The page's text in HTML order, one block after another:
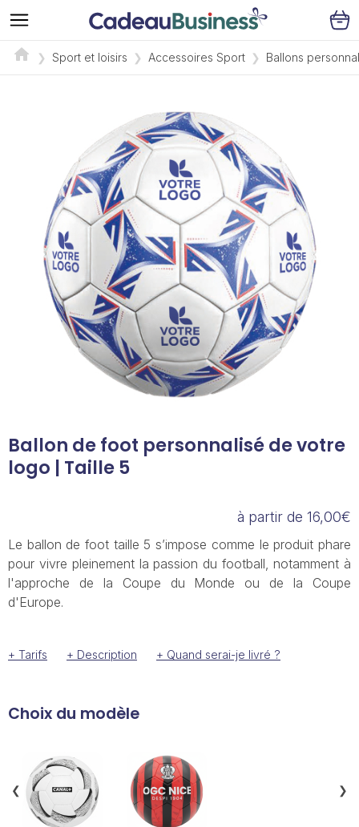
Sport et loisirs Accessoires Sport Ballons
Ballon de foot personnalisé de votre
logo | Taille 5
à partir de 16,00€
Le ballon de foot taille 5 s’impose comme le produit phare
pour vivre pleinement la passion du football, notamment à
l'approche de la Coupe du Monde ou de la Coupe
d'Europe.
+ Tarifs + Description + Quand serai-je livré ?
Choix du modèle
❯
❮